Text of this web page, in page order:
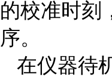
的校准时刻
序。
在仪器待